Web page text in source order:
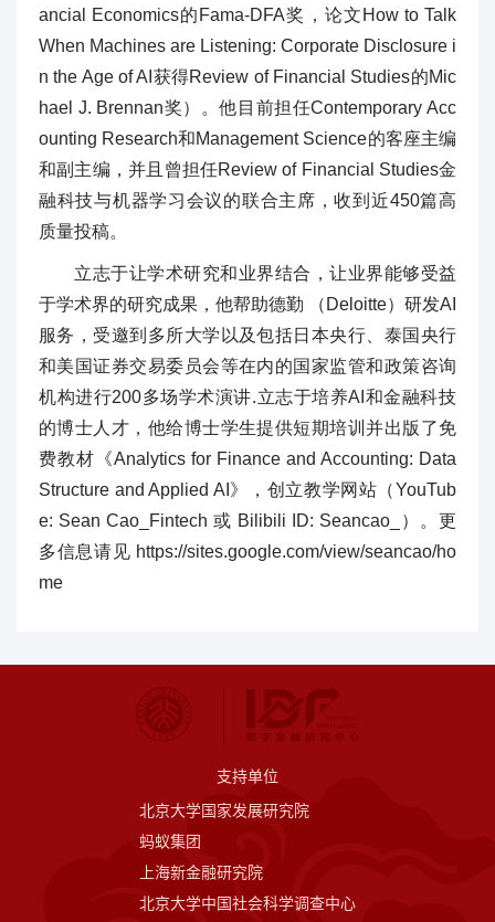
ancial Economics的Fama-DFA奖，论文How to Talk
When Machines are Listening: Corporate Disclosure i
n the Age of AI获得Review of Financial Studies的Mic
hael J. Brennan奖）。他目前担任Contemporary Acc
ounting Research和Management Science的客座主编
和副主编，并且曾担任Review of Financial Studies金
融科技与机器学习会议的联合主席，收到近450篇高
质量投稿。
立志于让学术研究和业界结合，让业界能够受益
于学术界的研究成果，他帮助德勤 （Deloitte）研发AI
服务，受邀到多所大学以及包括日本央行、泰国央行
和美国证券交易委员会等在内的国家监管和政策咨询
机构进行200多场学术演讲.立志于培养AI和金融科技
的博士人才，他给博士学生提供短期培训并出版了免
费教材《Analytics for Finance and Accounting: Data
Structure and Applied AI》，创立教学网站（YouTub
e: Sean Cao_Fintech 或 Bilibili ID: Seancao_）。更
多信息请见 https://sites.google.com/view/seancao/ho
me
支持单位
北京大学国家发展研究院
蚂蚁集团
上海新金融研究院
北京大学中国社会科学调查中心